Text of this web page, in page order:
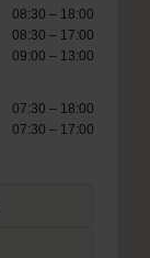
08:30 – 18:00
08:30 – 17:00
09:00 – 13:00
07:30 – 18:00
07:30 – 17:00